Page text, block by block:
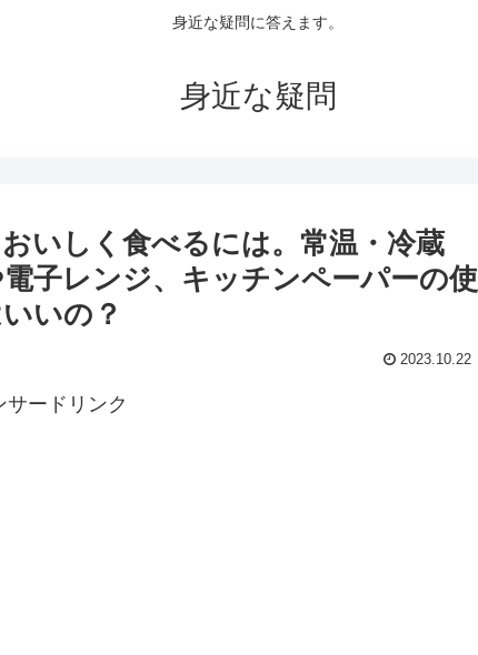
身近な疑問に答えます。
身近な疑問
いしく食べるには。常温・冷蔵
子レンジ、キッチンペーパーの使
いの？
2023.10.22
サードリンク